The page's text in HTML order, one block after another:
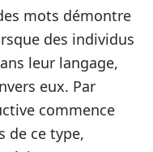
mots démontre
des individus
leur langage,
eux. Par
commence
de ce type,